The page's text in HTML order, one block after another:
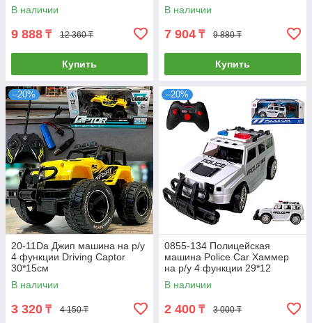
В наличии
9 888 ₸ 12 360 ₸
Купить
В наличии
7 904 ₸ 9 880 ₸
Купить
–20%
20-11Da Джип машина на р/у
4 функции Driving Captor
30*15см
В наличии
3 320 ₸ 4 150 ₸
–20%
0855-134 Полицейская
машина Police Car Хаммер
на р/у 4 функции 29*12
В наличии
2 400 ₸ 3 000 ₸